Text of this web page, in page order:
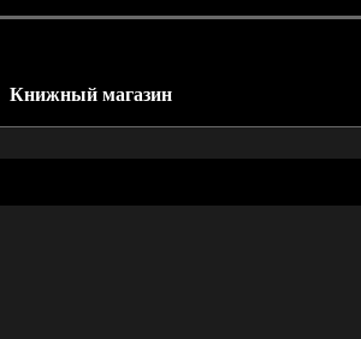
Книжный магазин